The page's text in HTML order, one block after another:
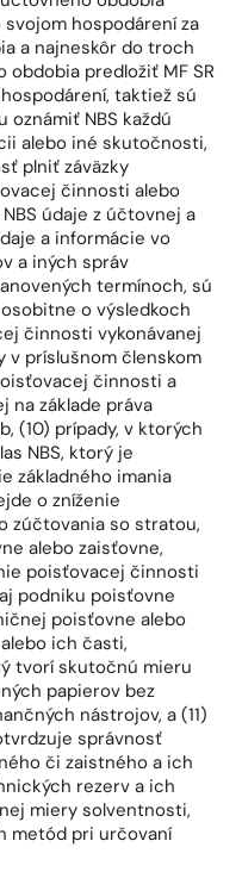
hospodárení za
a najneskôr do troch
predložiť MF SR
taktiež sú
oznámiť NBS každú
alebo iné skutočnosti,
plniť záväzky
činnosti alebo
údaje z účtovnej a
a informácie vo
a iných správ
termínoch, sú
o výsledkoch
činnosti vykonávanej
príslušnom členskom
činnosti a
na základe práva
(10) prípady, v ktorých
NBS, ktorý je
základného imania
o zníženie
zúčtovania so stratou,
alebo zaisťovne,
poisťovacej činnosti
podniku poisťovne
poisťovne alebo
ich časti,
tvorí skutočnú mieru
papierov bez
nástrojov, a (11)
správnosť
či zaistného a ich
rezerv a ich
miery solventnosti,
metód pri určovaní